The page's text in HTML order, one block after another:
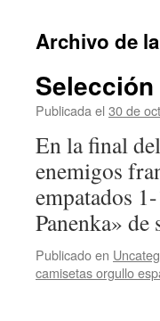
contenido
Archivo de
Selección
Publicada el 30 de
En la final
enemigos
empatados
Panenka»
Publicado en
camisetas orgullo